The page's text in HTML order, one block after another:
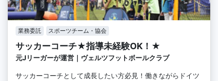
業務委託 スポーツチーム・協会
サッカーコーチ★指導未経験OK！★
元Jリーガーが運営｜ヴェルツフットボールクラブ
サッカーコーチとして成長したい方必見！働きながらドイツ